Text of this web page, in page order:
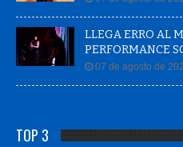
LLEGA ERRO AL
PERFORMANCE
07 de agosto de
TOP 3